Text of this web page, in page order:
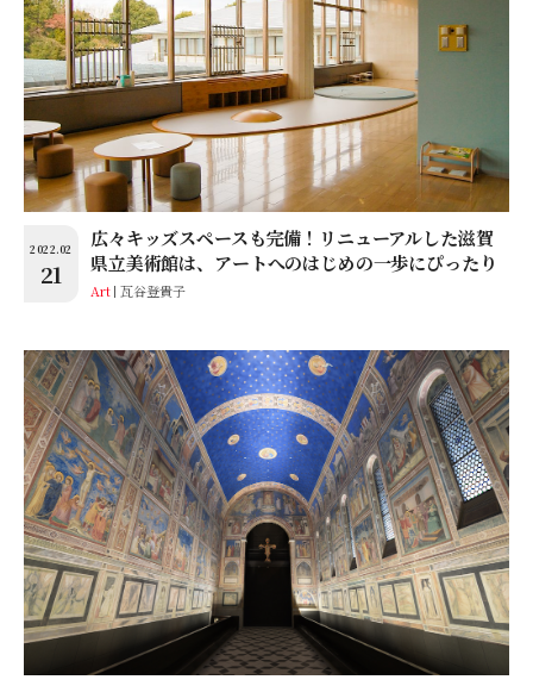
2022.02
21
広々キッズスペースも完備！リニューアルした滋賀
県立美術館は、アートへのはじめの一歩にぴったり
Art 瓦谷登貴子